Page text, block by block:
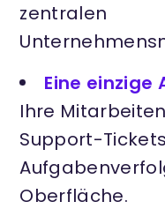
zentralen
Eine einzige
Ihre
Support-
Oberfläche.